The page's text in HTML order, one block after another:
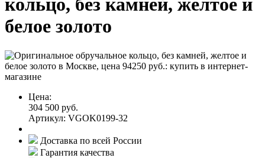
кольцо, без камней, желтое и
белое золото
Цена:
304 500 руб.
Артикул: VGOK0199-32
Доставка по всей России
Гарантия качества